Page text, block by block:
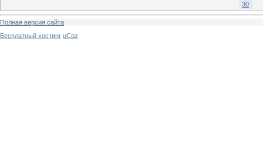
30
Полная версия сайта
Бесплатный хостинг uCoz